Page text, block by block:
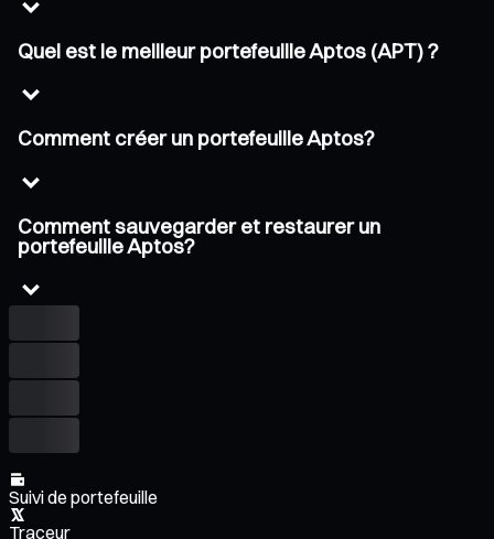
Quel est le meilleur portefeuille Aptos (APT) ?
Comment créer un portefeuille Aptos?
Comment sauvegarder et restaurer un
portefeuille Aptos?
Suivi de portefeuille
Traceur